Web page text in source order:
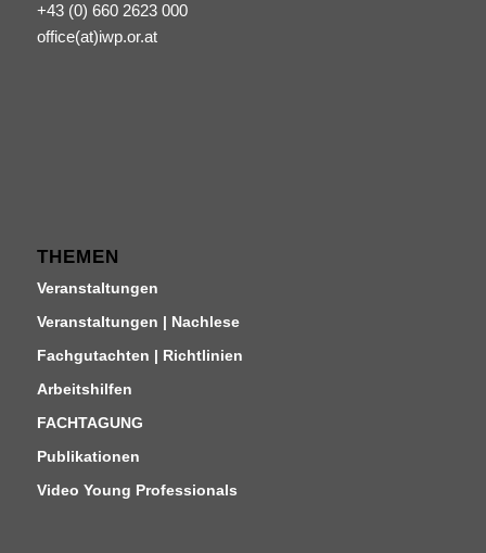
+43 (0) 660 2623 000
office(at)iwp.or.at
THEMEN
Veranstaltungen
Veranstaltungen | Nachlese
Fachgutachten | Richtlinien
Arbeitshilfen
FACHTAGUNG
Publikationen
Video Young Professionals